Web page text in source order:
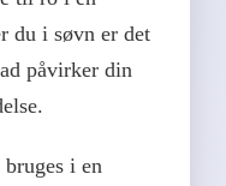
du i søvn er det
påvirker din
i en